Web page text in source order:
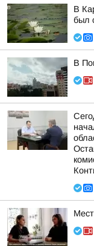
В
был
В